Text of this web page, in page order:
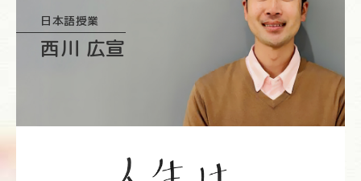
日本語授業
西川 広宣